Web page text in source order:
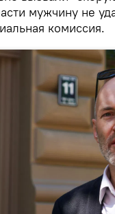
мужчину не
комиссия.